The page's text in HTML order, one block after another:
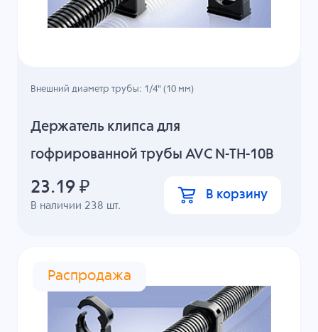
Держатель клипса для
гофрированной трубы AVC N-TH-10B
В наличии 238 шт.
Внешний диаметр трубы: 1/4" (10 мм)
23.19 ₽ В корзину
Распродажа